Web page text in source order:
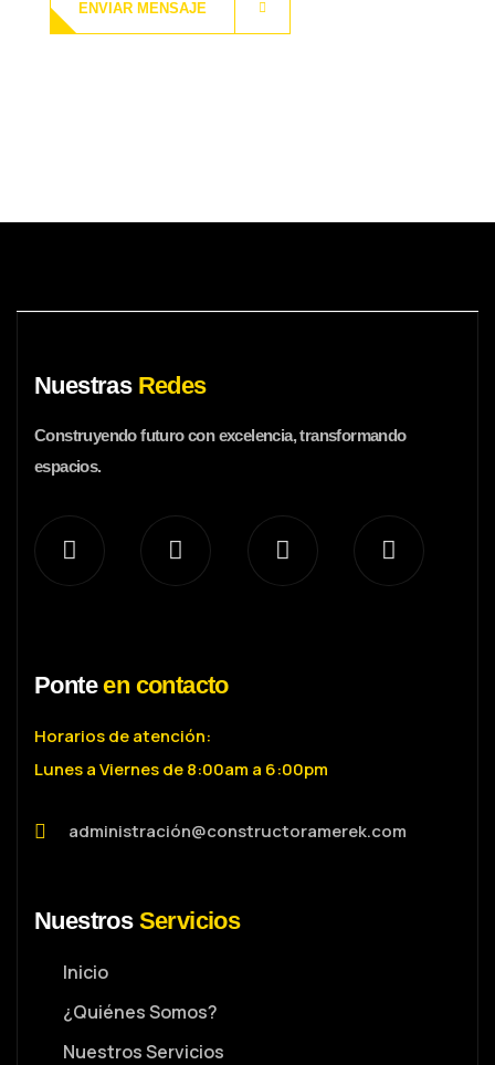
Nuestras Redes
Construyendo futuro con excelencia, transformando
espacios.
Ponteen contacto
Horarios de atención:
Lunes a Viernes de 8:00am a 6:00pm
administración@constructoramerek.com
Nuestros Servicios
Inicio
¿Quiénes Somos?
Nuestros Servicios